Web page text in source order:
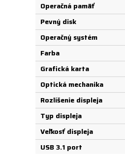
Operačná pamäť
Pevný disk
Operačný systém
Farba
Grafická karta
Optická mechanika
Rozlíšenie displeja
Typ displeja
Veľkosť displeja
USB 3.1 port